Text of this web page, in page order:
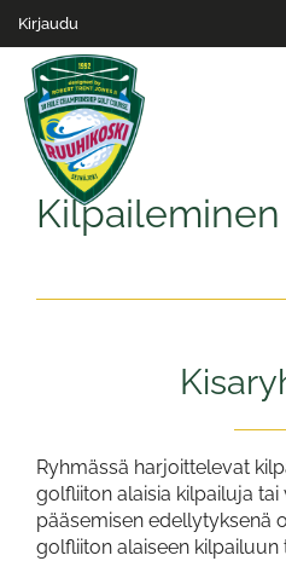
Kirjaudu
Kilpaileminen
Ryhmässä harjoittelevat
golfliiton alaisia kilpailuja
pääsemisen edellytyksenä
golfliiton alaiseen kilpailuun